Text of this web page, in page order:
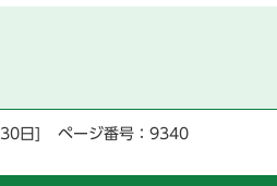
日] ページ番号：9340